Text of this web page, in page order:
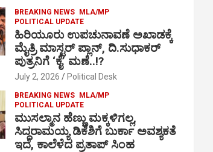
BREAKING NEWS
MLA/MP
POLITICAL UPDATE
ಹಿರಿಯೂರು ಉಪಚುನಾವಣೆ ಅಖಾಡಕ್ಕೆ
ಮೈತ್ರಿ ಮಾಸ್ಟರ್ ಪ್ಲಾನ್, ದಿ.ಸುಧಾಕರ್
ಪುತ್ರನಿಗೆ ‘ಕೈ’ ಮಣೆ..!?
July 2, 2026 Political Desk
BREAKING NEWS
MLA/MP
POLITICAL UPDATE
ಮುಸಲ್ಮಾನ ಹೆಣ್ಣು ಮಕ್ಕಳಿಗಲ್ಲ,
ಸಿದ್ದರಾಮಯ್ಯ ಡಿಕೆಶಿಗೆ ಬುರ್ಕಾ ಅವಶ್ಯಕತೆ
ಇದೆ, ಕಾಲೆಳೆದ ಪ್ರತಾಪ್ ಸಿಂಹ